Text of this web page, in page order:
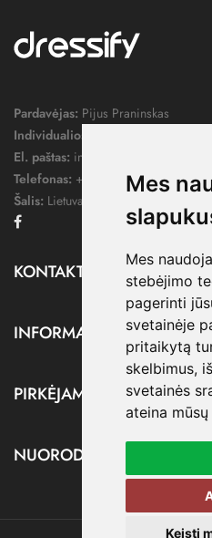
Mes
Mes
stebėjimo
pagerinti
svetainėje
pritaikytą
skelbimus,
svetainės
ateina
Keisti
Pardavėjas: Pijus Praninskas
Individualios veiklos pažymos nr.:
El. paštas: info@dressify.lt
Telefonas: +370 676 78578
Šalis: Lietuva
KONTAKTAI
INFORMACIJA
PIRKĖJAMS
NUORODOS